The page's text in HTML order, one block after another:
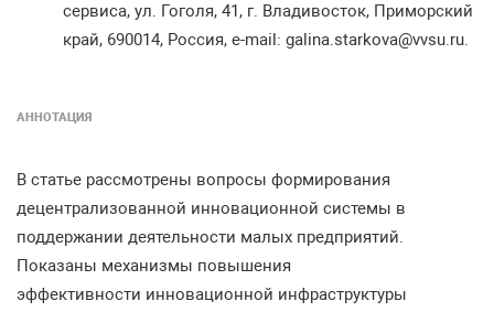
сервиса, ул. Гоголя, 41, г. Владивосток, Приморский
край, 690014, Россия, e-mail: galina.starkova@vvsu.ru.
АННОТАЦИЯ
В статье рассмотрены вопросы формирования
децентрализованной инновационной системы в
поддержании деятельности малых предприятий.
Показаны механизмы повышения
эффективности инновационной инфраструктуры